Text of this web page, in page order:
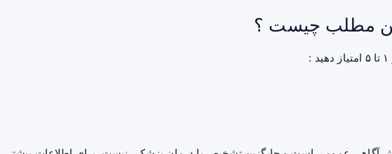
مطلب چیست ؟